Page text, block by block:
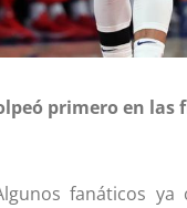
primero en
fanáticos ya